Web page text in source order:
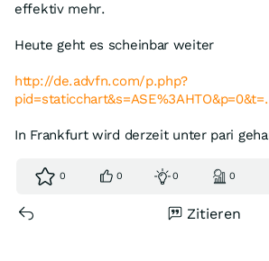
effektiv mehr.
Heute geht es scheinbar weiter
http://de.advfn.com/p.php?
In Frankfurt wird derzeit unter pari
0 0 0 0
Zitieren